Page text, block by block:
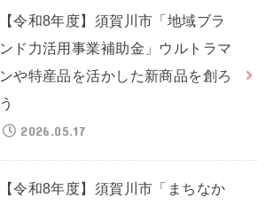
【令和8年度】須賀川市「地域ブラ
ンド力活用事業補助金」ウルトラマ
ンや特産品を活かした新商品を創ろ
う
2026.05.17
【令和8年度】須賀川市「まちなか